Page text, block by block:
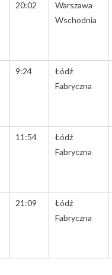
20:02
Warszawa
Wschodnia
9:24
Łódź
Fabryczna
11:54
Łódź
Fabryczna
21:09
Łódź
Fabryczna